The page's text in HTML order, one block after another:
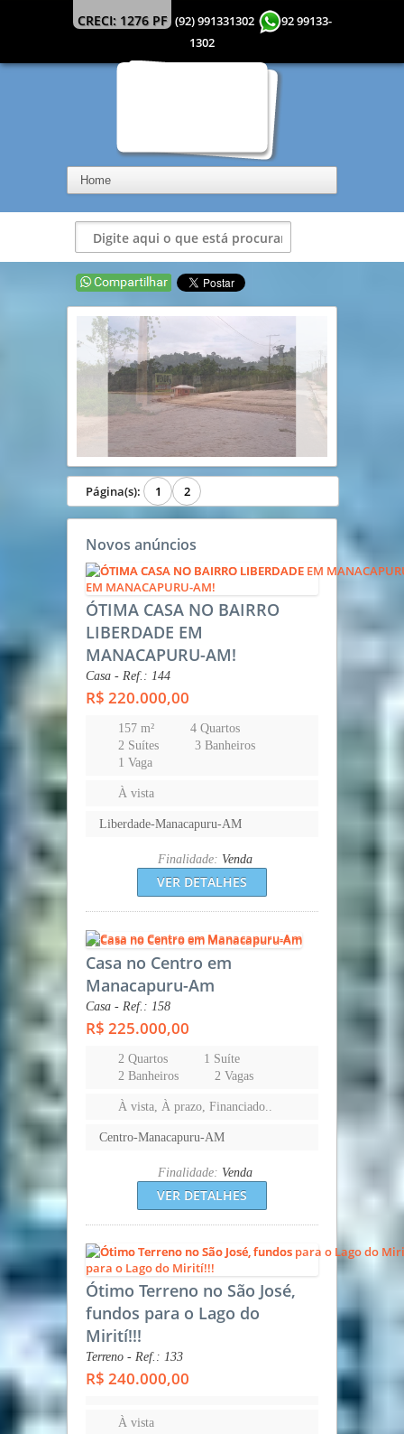
CRECI: 1276 PF (92) 991331302
92 99133-
1302
Página(s): 1 2
Novos anúncios
ÓTIMA CASA NO BAIRRO
LIBERDADE EM
MANACAPURU-AM!
Casa - Ref.: 144
R$ 220.000,00
157 m²
4 Quartos
2 Suítes
3 Banheiros
1 Vaga
À vista
Liberdade-Manacapuru-AM
Finalidade: Venda
VER DETALHES
Casa no Centro em
Manacapuru-Am
Casa - Ref.: 158
R$ 225.000,00
2 Quartos
1 Suíte
2 Banheiros
2 Vagas
À vista, À prazo, Financiado..
Centro-Manacapuru-AM
Finalidade: Venda
VER DETALHES
Ótimo Terreno no São José,
fundos para o Lago do
Mirití!!!
Terreno - Ref.: 133
R$ 240.000,00
À vista